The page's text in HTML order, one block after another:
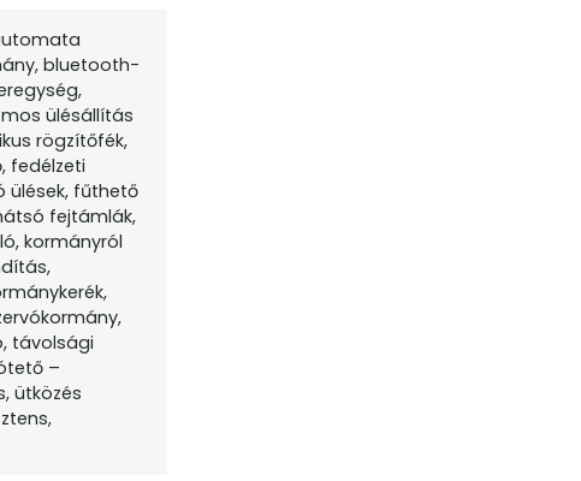
bluetooth-
ülésállítás
rögzítőfék,
fedélzeti
ülések, fűthető
fejtámlák,
kormányról
távolsági
–
ütközés